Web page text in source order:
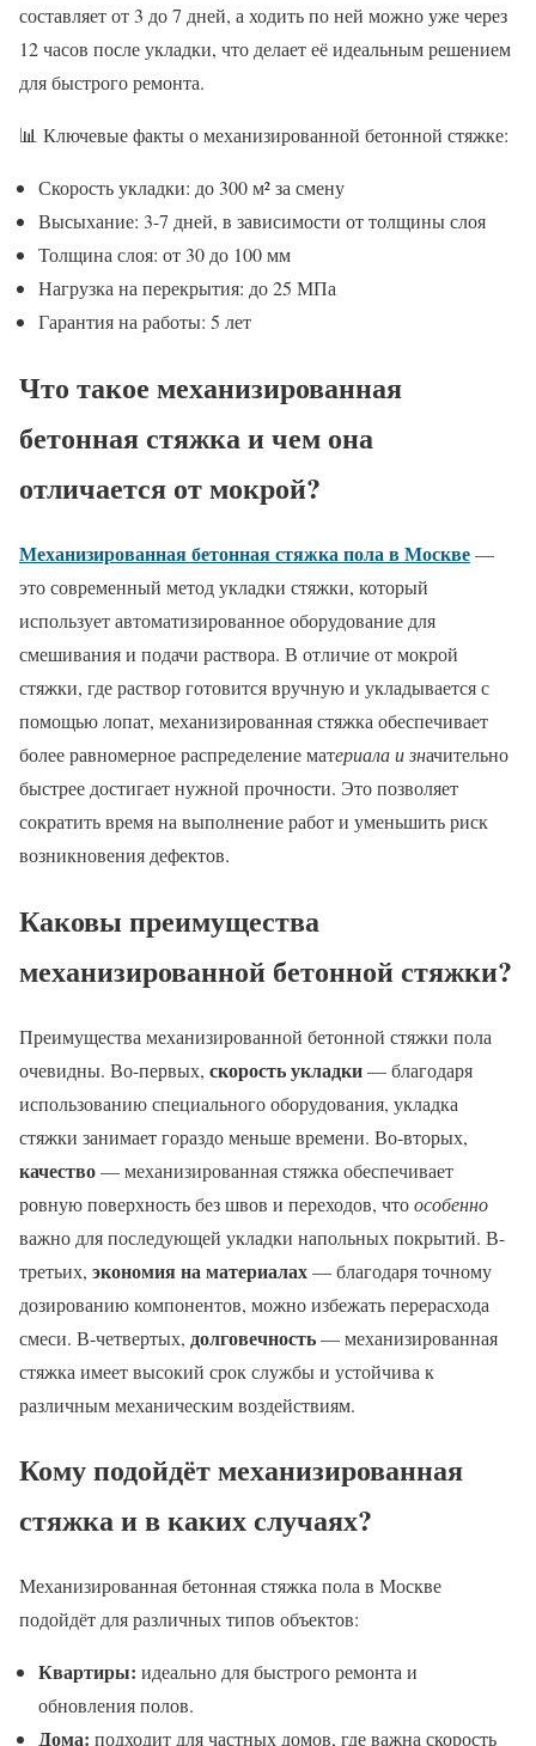
составляет от 3 до 7 дней, а ходить по ней можно уже через
12 часов после укладки, что делает её идеальным решением
для быстрого ремонта.
📊 Ключевые факты о механизированной бетонной стяжке:
Скорость укладки: до 300 м² за смену
Высыхание: 3-7 дней, в зависимости от толщины слоя
Толщина слоя: от 30 до 100 мм
Нагрузка на перекрытия: до 25 МПа
Гарантия на работы: 5 лет
Что такое механизированная
бетонная стяжка и чем она
отличается от мокрой?
Механизированная бетонная стяжка пола в Москве—
это современный метод укладки стяжки, который
использует автоматизированное оборудование для
смешивания и подачи раствора. В отличие от мокрой
стяжки, где раствор готовится вручную и укладывается с
помощью лопат, механизированная стяжка обеспечивает
более равномерное распределение материала и значительно
быстрее достигает нужной прочности. Это позволяет
сократить время на выполнение работ и уменьшить риск
возникновения дефектов.
Каковы преимущества
механизированной бетонной стяжки?
Преимущества механизированной бетонной стяжки пола
очевидны. Во-первых, скорость укладки— благодаря
использованию специального оборудования, укладка
стяжки занимает гораздо меньше времени. Во-вторых,
качество— механизированная стяжка обеспечивает
ровную поверхность без швов и переходов, чтоособенно
важно для последующей укладки напольных покрытий. В-
третьих, экономия на материалах— благодаря точному
дозированию компонентов, можно избежать перерасхода
смеси. В-четвертых, долговечность— механизированная
стяжка имеет высокий срок службы и устойчива к
различным механическим воздействиям.
Кому подойдёт механизированная
стяжка и в каких случаях?
Механизированная бетонная стяжка пола в Москве
подойдёт для различных типов объектов:
Квартиры: идеально для быстрого ремонта и
обновления полов.
Дома: подходит для частных домов, где важна скорость